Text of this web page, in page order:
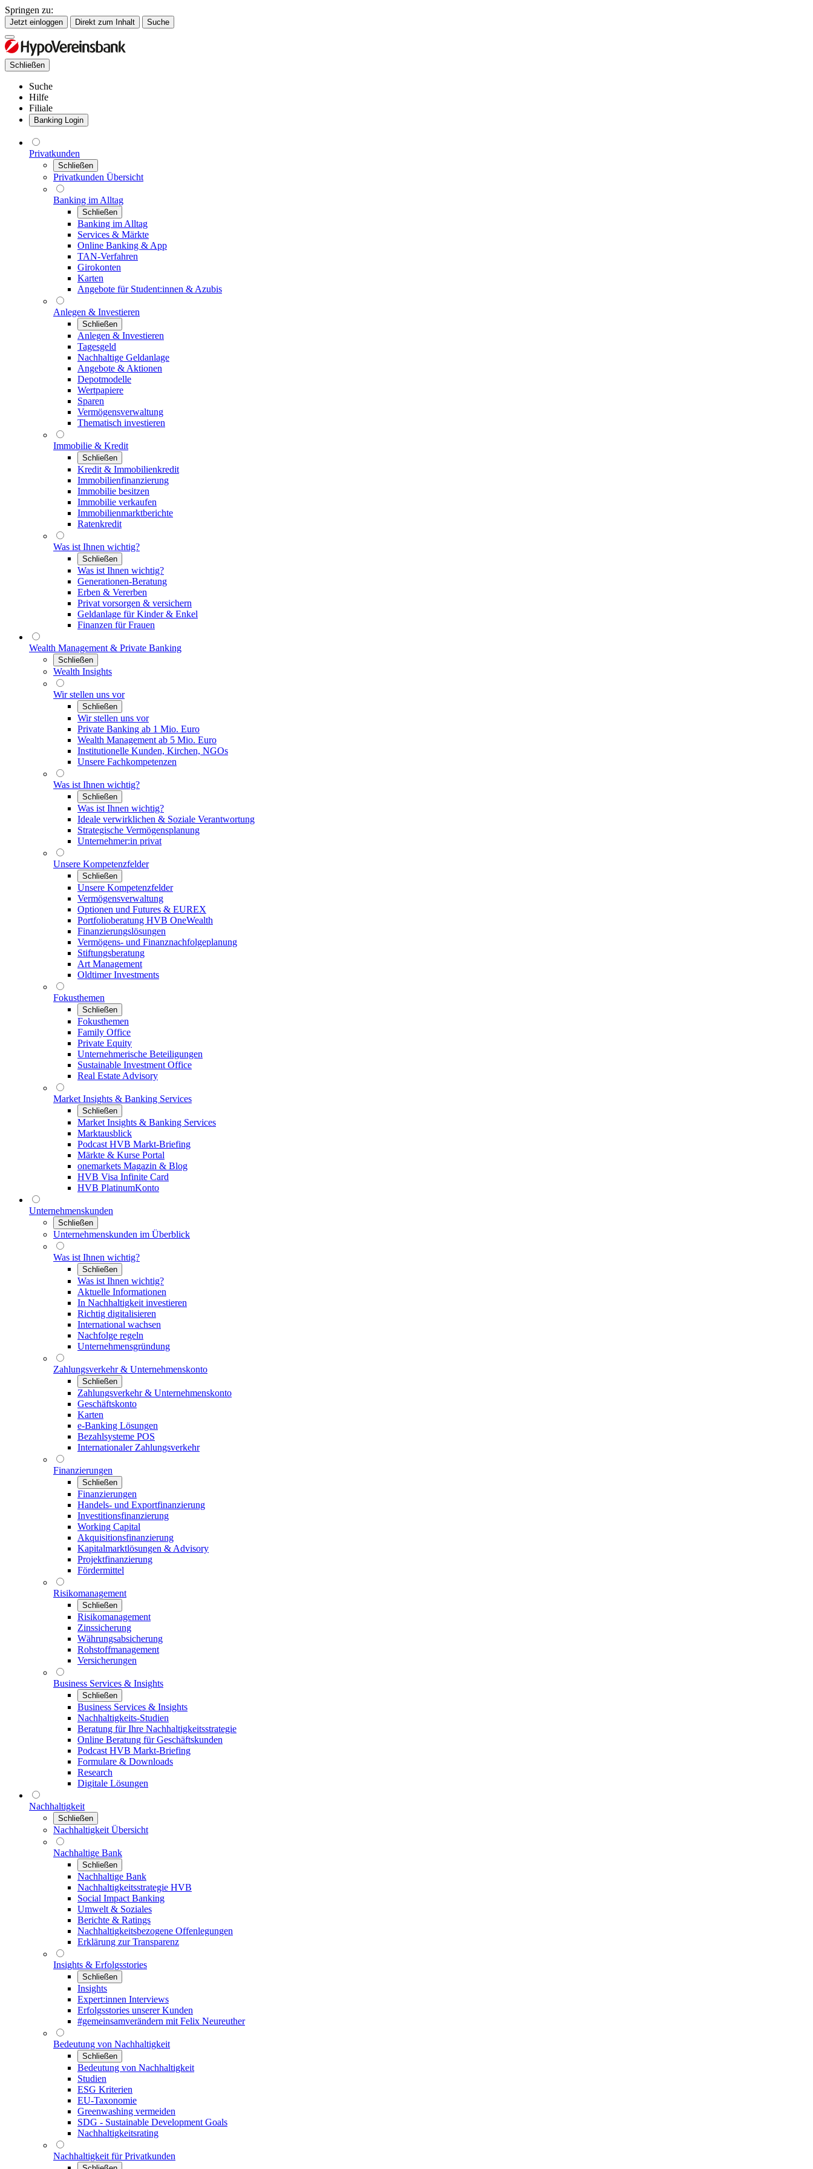
Springen zu:
Jetzt einloggen Direkt zum Inhalt Suche
Schließen
Suche
Hilfe
Filiale
Banking Login
Privatkunden
Schließen
Privatkunden Übersicht
Banking im Alltag
Schließen
Banking im Alltag
Services & Märkte
Online Banking & App
TAN-Verfahren
Girokonten
Karten
Angebote für Student:innen & Azubis
Anlegen & Investieren
Schließen
Anlegen & Investieren
Tagesgeld
Nachhaltige Geldanlage
Angebote & Aktionen
Depotmodelle
Wertpapiere
Sparen
Vermögensverwaltung
Thematisch investieren
Immobilie & Kredit
Schließen
Kredit & Immobilienkredit
Immobilienfinanzierung
Immobilie besitzen
Immobilie verkaufen
Immobilienmarktberichte
Ratenkredit
Was ist Ihnen wichtig?
Schließen
Was ist Ihnen wichtig?
Generationen-Beratung
Erben & Vererben
Privat vorsorgen & versichern
Geldanlage für Kinder & Enkel
Finanzen für Frauen
Wealth Management & Private Banking
Schließen
Wealth Insights
Wir stellen uns vor
Schließen
Wir stellen uns vor
Private Banking ab 1 Mio. Euro
Wealth Management ab 5 Mio. Euro
Institutionelle Kunden, Kirchen, NGOs
Unsere Fachkompetenzen
Was ist Ihnen wichtig?
Schließen
Was ist Ihnen wichtig?
Ideale verwirklichen & Soziale Verantwortung
Strategische Vermögensplanung
Unternehmer:in privat
Unsere Kompetenzfelder
Schließen
Unsere Kompetenzfelder
Vermögensverwaltung
Optionen und Futures & EUREX
Portfolioberatung HVB OneWealth
Finanzierungslösungen
Vermögens- und Finanznachfolgeplanung
Stiftungsberatung
Art Management
Oldtimer Investments
Fokusthemen
Schließen
Fokusthemen
Family Office
Private Equity
Unternehmerische Beteiligungen
Sustainable Investment Office
Real Estate Advisory
Market Insights & Banking Services
Schließen
Market Insights & Banking Services
Marktausblick
Podcast HVB Markt-Briefing
Märkte & Kurse Portal
onemarkets Magazin & Blog
HVB Visa Infinite Card
HVB PlatinumKonto
Unternehmenskunden
Schließen
Unternehmenskunden im Überblick
Was ist Ihnen wichtig?
Schließen
Was ist Ihnen wichtig?
Aktuelle Informationen
In Nachhaltigkeit investieren
Richtig digitalisieren
International wachsen
Nachfolge regeln
Unternehmensgründung
Zahlungsverkehr & Unternehmenskonto
Schließen
Zahlungsverkehr & Unternehmenskonto
Geschäftskonto
Karten
e-Banking Lösungen
Bezahlsysteme POS
Internationaler Zahlungsverkehr
Finanzierungen
Schließen
Finanzierungen
Handels- und Exportfinanzierung
Investitionsfinanzierung
Working Capital
Akquisitionsfinanzierung
Kapitalmarktlösungen & Advisory
Projektfinanzierung
Fördermittel
Risikomanagement
Schließen
Risikomanagement
Zinssicherung
Währungsabsicherung
Rohstoffmanagement
Versicherungen
Business Services & Insights
Schließen
Business Services & Insights
Nachhaltigkeits-Studien
Beratung für Ihre Nachhaltigkeitsstrategie
Online Beratung für Geschäftskunden
Podcast HVB Markt-Briefing
Formulare & Downloads
Research
Digitale Lösungen
Nachhaltigkeit
Schließen
Nachhaltigkeit Übersicht
Nachhaltige Bank
Schließen
Nachhaltige Bank
Nachhaltigkeitsstrategie HVB
Social Impact Banking
Umwelt & Soziales
Berichte & Ratings
Nachhaltigkeitsbezogene Offenlegungen
Erklärung zur Transparenz
Insights & Erfolgsstories
Schließen
Insights
Expert:innen Interviews
Erfolgsstories unserer Kunden
#gemeinsamverändern mit Felix Neureuther
Bedeutung von Nachhaltigkeit
Schließen
Bedeutung von Nachhaltigkeit
Studien
ESG Kriterien
EU-Taxonomie
Greenwashing vermeiden
SDG - Sustainable Development Goals
Nachhaltigkeitsrating
Nachhaltigkeit für Privatkunden